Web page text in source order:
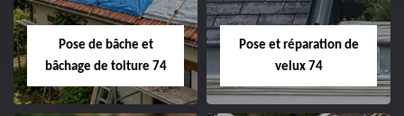
Pose de bâche et
bâchage de toiture 74
Pose et réparation de
velux 74